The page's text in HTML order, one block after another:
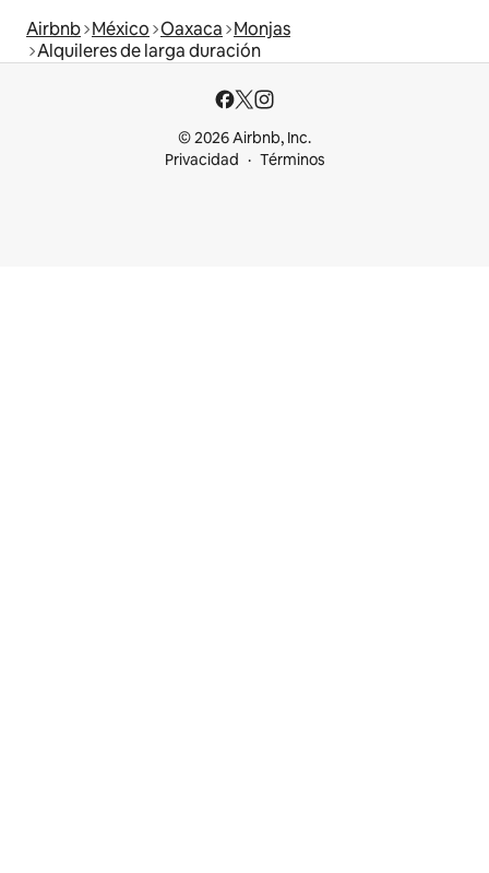
Airbnb México Oaxaca Monjas
Alquileres de larga duración
© 2026 Airbnb, Inc.
Privacidad
Términos